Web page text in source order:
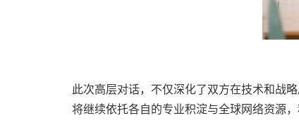
此次高层对话，不仅深化了双方在技术和战
将继续依托各自的专业积淀与全球网络资源